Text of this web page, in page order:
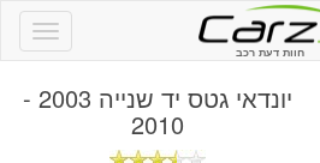
חוות דעת רכב
יונדאי גטס יד שנייה 2003 -
2010